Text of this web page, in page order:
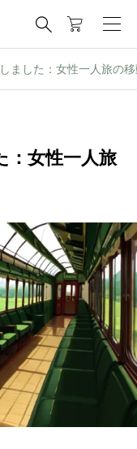

ました：女性一人旅の
：女性一人旅